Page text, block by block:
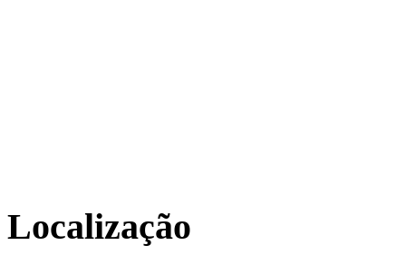
Localização